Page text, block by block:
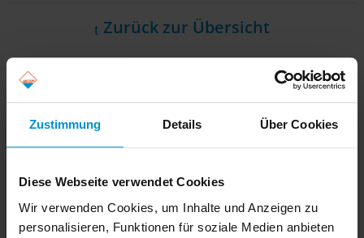
Zustimmung Details Über Cookies
Diese Webseite verwendet Cookies
Wir verwenden Cookies, um Inhalte und Anzeigen zu
personalisieren, Funktionen für soziale Medien anbieten
Zurück zur Übersicht
Archiv
Juli 2026(1 Artikel)
Februar 2025(2 Artikel)
Januar 2025(6 Artikel)